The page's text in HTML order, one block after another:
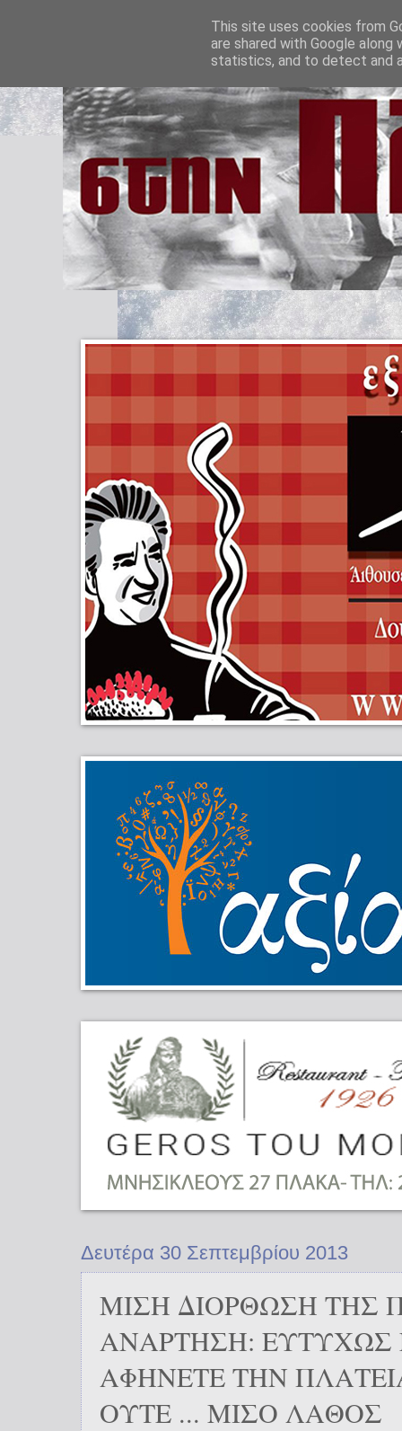
Δευτέρα 30 Σεπτεμβρίου 2013
ΜΙΣΗ ΔΙΟΡΘΩΣΗ ΤΗΣ
ΑΝΑΡΤΗΣΗ: ΕΥΤΥΧΩΣ
ΑΦΗΝΕΤΕ ΤΗΝ
ΟΥΤΕ ... ΜΙΣΟ ΛΑΘΟΣ
This site uses cookies from
are shared with Google
statistics, and to detect and